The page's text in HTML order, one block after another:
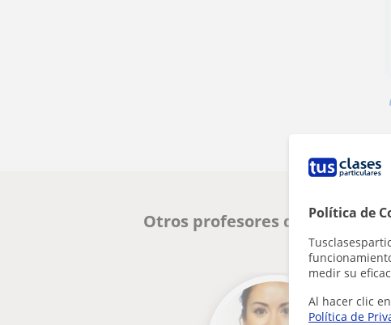
Política de
medir su
Al hacer clic
Política de
Otros profesores de Ciencias